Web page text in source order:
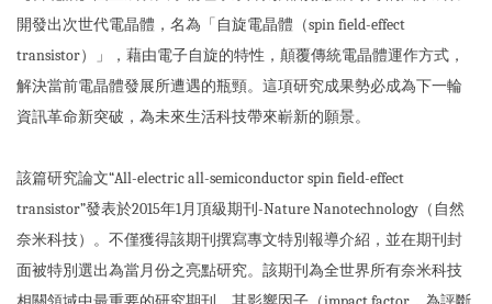
開發出次世代電晶體，名為「自旋電晶體（spin field-effect
transistor）」，藉由電子自旋的特性，顛覆傳統電晶體運作方式，
解決當前電晶體發展所遭遇的瓶頸。這項研究成果勢必成為下一輪
資訊革命新突破，為未來生活科技帶來嶄新的願景。
該篇研究論文“All-electric all-semiconductor spin field-effect
transistor”發表於2015年1月頂級期刊-Nature Nanotechnology（自然
奈米科技）。不僅獲得該期刊撰寫專文特別報導介紹，並在期刊封
面被特別選出為當月份之亮點研究。該期刊為全世界所有奈米科技